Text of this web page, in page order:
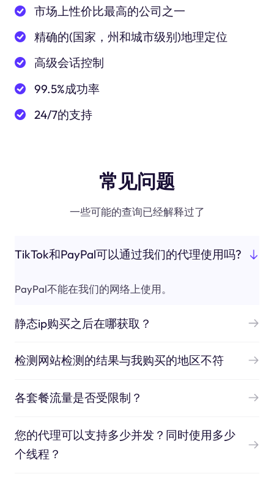
市场上性价比最高的公司之一
精确的(国家，州和城市级别)地理定位
高级会话控制
99.5%成功率
24/7的支持
常见问题
一些可能的查询已经解释过了
TikTok和PayPal可以通过我们的代理使用吗?
PayPal不能在我们的网络上使用。
静态ip购买之后在哪获取？
检测网站检测的结果与我购买的地区不符
各套餐流量是否受限制？
您的代理可以支持多少并发？同时使用多少
个线程？